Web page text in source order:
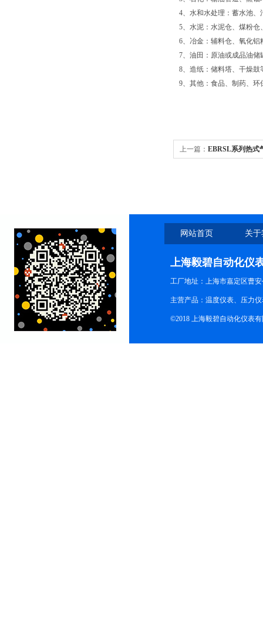
4、水和水处理：蓄水池
5、水泥：水泥仓、煤粉仓
6、冶金：辅料仓、氧化
7、油田：原油或成品油
8、造纸：储料塔、干燥鼓
9、其他：食品、制药、环
上一篇： EBRSL系列热式
网站首页 关
上海毅碧自动化仪
工厂地址：上海市嘉定区曹安
主营产品：温度仪表、压力
©2018 上海毅碧自动化仪表